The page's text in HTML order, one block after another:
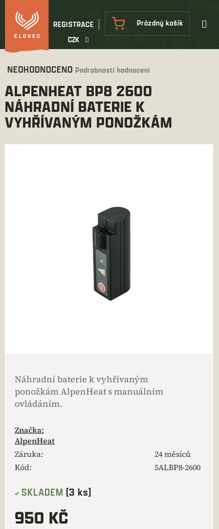
Přejít
na
obsah
CZK
REGISTRACE
NÁKUPNÍ
KOŠÍK
Prázdný košík
Průměrné
produktu
je
0,0
z
hvězdiček.
NEOHODNOCENO Podrobnosti hodnocení
ALPENHEAT BP8 2600
NÁHRADNÍ BATERIE K
VYHŘÍVANÝM PONOŽKÁM
Náhradní baterie k vyhřívaným
ponožkám AlpenHeat s manuálním
ovládáním.
Značka:
AlpenHeat
Záruka:
24 měsíců
Kód:
5ALBP8-2600
SKLADEM (3 ks)
950 KČ